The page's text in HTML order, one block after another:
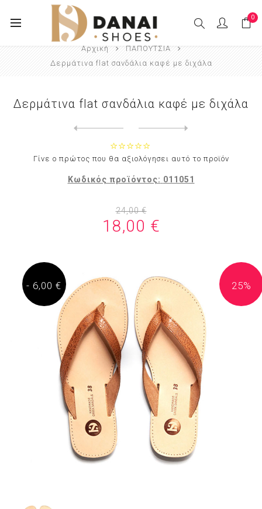
0
Αρχική
ΠΑΠΟΥΤΣΙΑ
Δερμάτινα flat σανδάλια καφέ με διχάλα
25%
- 6,00 €
Δερμάτινα flat σανδάλια καφέ με διχάλα
Γίνε ο πρώτος που θα αξιολόγησει αυτό το προϊόν
Κωδικός προϊόντος: 011051
24,00 €
18,00 €